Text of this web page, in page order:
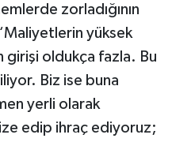
zorladığının
yüksek
girişi oldukça fazla. Bu
Biz ise buna
yerli olarak
edip ihraç ediyoruz;